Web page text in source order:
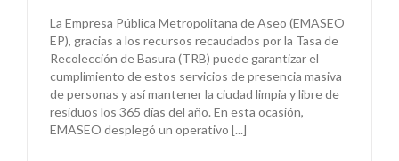
La Empresa Pública Metropolitana de Aseo (EMASEO
EP), gracias a los recursos recaudados por la Tasa de
Recolección de Basura (TRB) puede garantizar el
cumplimiento de estos servicios de presencia masiva
de personas y así mantener la ciudad limpia y libre de
residuos los 365 días del año. En esta ocasión,
EMASEO desplegó un operativo [...]